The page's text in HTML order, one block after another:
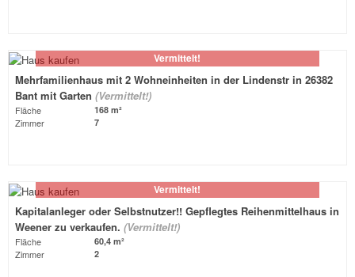
Vermittelt!
Mehrfamilienhaus mit 2 Wohneinheiten in der Lindenstr in 26382
Bant mit Garten (Vermittelt!)
Fläche 168 m²
Zimmer 7
Vermittelt!
Kapitalanleger oder Selbstnutzer!! Gepflegtes Reihenmittelhaus in
Weener zu verkaufen. (Vermittelt!)
Fläche 60,4 m²
Zimmer 2